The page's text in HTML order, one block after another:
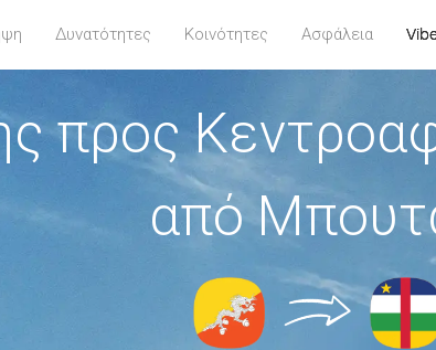
Δυνατότητες Κοινότητες Ασφάλεια
προς
από